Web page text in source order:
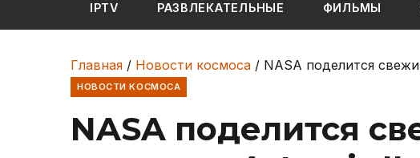
IPTV РАЗВЛЕКАТЕЛЬНЫЕ ФИЛЬМЫ
Главная / Новости космоса / NASA поделится
НОВОСТИ КОСМОСА
NASA поделится